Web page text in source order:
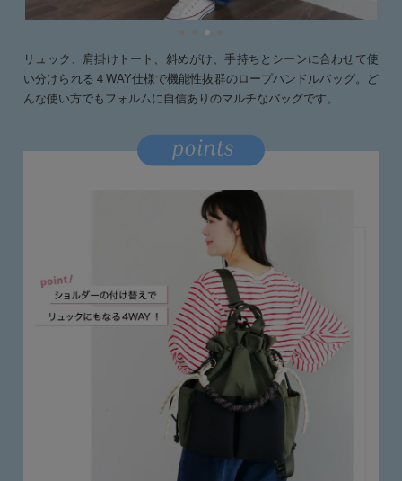
リュック、肩掛けトート、斜めがけ、手持ちとシーンに合わせて使
い分けられる４WAY仕様で機能性抜群のロープハンドルバッグ。ど
んな使い方でもフォルムに自信ありのマルチなバッグです。